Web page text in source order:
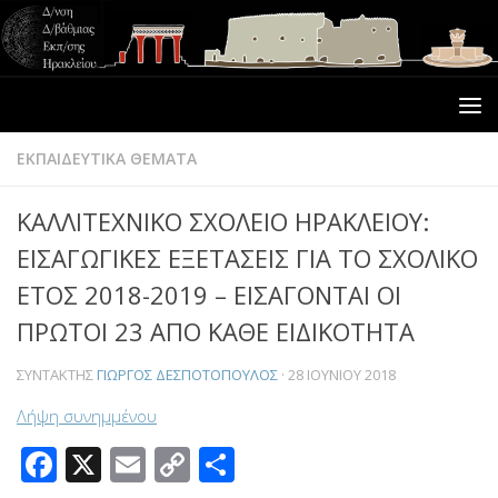
ΕΚΠΑΙΔΕΥΤΙΚΑ ΘΕΜΑΤΑ
ΚΑΛΛΙΤΕΧΝΙΚΟ ΣΧΟΛΕΙΟ ΗΡΑΚΛΕΙΟΥ:
ΕΙΣΑΓΩΓΙΚΕΣ ΕΞΕΤΑΣΕΙΣ ΓΙΑ ΤΟ ΣΧΟΛΙΚΟ
ΕΤΟΣ 2018-2019 – ΕΙΣΑΓΟΝΤΑΙ ΟΙ
ΠΡΩΤΟΙ 23 ΑΠΟ ΚΑΘΕ ΕΙΔΙΚΟΤΗΤΑ
ΣΥΝΤΆΚΤΗΣ ΓΙΏΡΓΟΣ ΔΕΣΠΟΤΌΠΟΥΛΟΣ · 28 ΙΟΥΝΊΟΥ 2018
Λήψη συνημμένου
Facebook
X Email
Copy